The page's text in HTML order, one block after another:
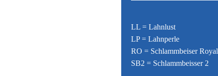
LL = Lahnlust
LP = Lahnperle
RO = Schlammbeiser Royal
SB2 = Schlammbeisser 2